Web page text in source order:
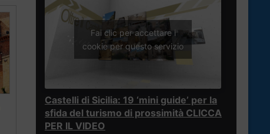
Fai clic per accettare i
cookie per questo servizio
Castelli di Sicilia: 19 ‘mini guide’ per la
sfida del turismo di prossimità CLICCA
PER IL VIDEO